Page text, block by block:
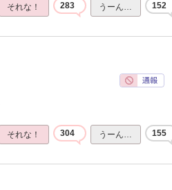
それな！ 283 うーん… 152
それな！ 304 うーん… 155